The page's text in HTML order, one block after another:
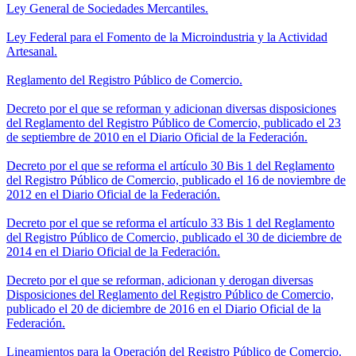
Ley General de Sociedades Mercantiles.
Ley Federal para el Fomento de la Microindustria y la Actividad
Artesanal.
Reglamento del Registro Público de Comercio.
Decreto por el que se reforman y adicionan diversas disposiciones
del Reglamento del Registro Público de Comercio, publicado el 23
de septiembre de 2010 en el Diario Oficial de la Federación.
Decreto por el que se reforma el artículo 30 Bis 1 del Reglamento
del Registro Público de Comercio, publicado el 16 de noviembre de
2012 en el Diario Oficial de la Federación.
Decreto por el que se reforma el artículo 33 Bis 1 del Reglamento
del Registro Público de Comercio, publicado el 30 de diciembre de
2014 en el Diario Oficial de la Federación.
Decreto por el que se reforman, adicionan y derogan diversas
Disposiciones del Reglamento del Registro Público de Comercio,
publicado el 20 de diciembre de 2016 en el Diario Oficial de la
Federación.
Lineamientos para la Operación del Registro Público de Comercio.